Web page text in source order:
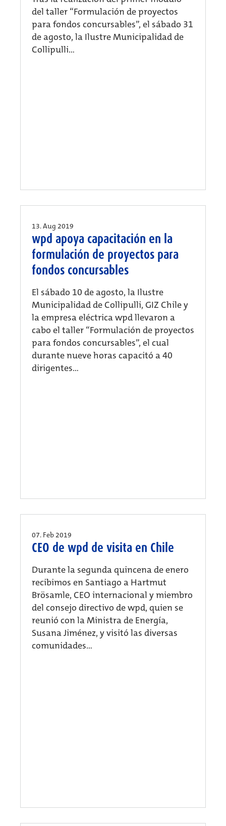
del taller “Formulación de proyectos
para fondos concursables”, el sábado 31
de agosto, la Ilustre Municipalidad de
Collipulli...
13. Aug 2019
wpd apoya capacitación en la
formulación de proyectos para
fondos concursables
El sábado 10 de agosto, la Ilustre
Municipalidad de Collipulli, GIZ Chile y
la empresa eléctrica wpd llevaron a
cabo el taller “Formulación de proyectos
para fondos concursables”, el cual
durante nueve horas capacitó a 40
dirigentes...
07. Feb 2019
CEO de wpd de visita en Chile
Durante la segunda quincena de enero
recibimos en Santiago a Hartmut
Brösamle, CEO internacional y miembro
del consejo directivo de wpd, quien se
reunió con la Ministra de Energía,
Susana Jiménez, y visitó las diversas
comunidades...